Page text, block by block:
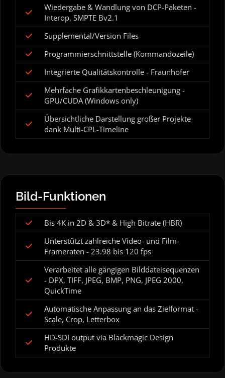
Wiedergabe & Wandlung von DCP-Paketen -
Interop, SMPTE Bv2.1
Supplemental/Version Files
Programmierschnittstelle (Kommandozeile)
Integrierte Qualitätskontrolle - Fraunhofer
Mehrfache Grafikkartenbeschleunigung -
GPU/CUDA (Windows only)
Übersichtliche Darstellung großer Projekte
dank Multi-CPL-Timeline
Bild-Funktionen
Bis 4K in 2D & 3D* & High Bitrate (HBR)
Unterstützt zahlreiche Video- und Film-
Frameraten - 23.98 bis 120 fps
Verarbeitet alle gängigen Bilddateisequenzen
- DPX, TIFF, JPEG, BMP, PNG, JPEG 2000,
QuickTime
Automatische Anpassung an das Zielformat -
Scale, Crop, Letterbox
HD-SDI output via Blackmagic Design
Produkte